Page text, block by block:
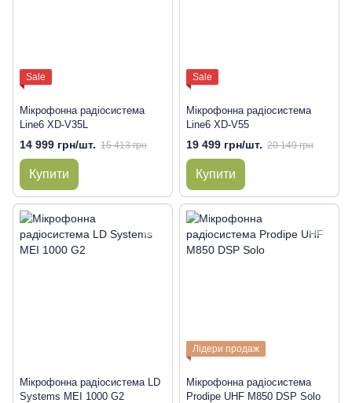
Sale
Мікрофонна радіосистема
Line6 XD-V35L
14 999 грн/шт. 15 413 грн
Купити
Sale
Мікрофонна радіосистема
Line6 XD-V55
19 499 грн/шт. 20 149 грн
Купити
Мікрофонна радіосистема LD
Systems MEI 1000 G2
Лідери продаж
Мікрофонна радіосистема
Prodipe UHF M850 DSP Solo